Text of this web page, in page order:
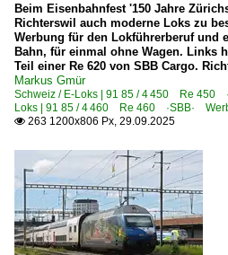
Beim Eisenbahnfest '150 Jahre
Richterswil auch moderne Loks zu
Werbung für den Lokführerberuf und
Bahn, für einmal ohne Wagen. Links
Teil einer Re 620 von SBB Cargo.
Markus Gmür
Schweiz / E-Loks | 91 85 / 4 450 Re 450
Loks | 91 85 / 4 460 Re 460 ·SBB·
 263 1200x806 Px, 29.09.2025